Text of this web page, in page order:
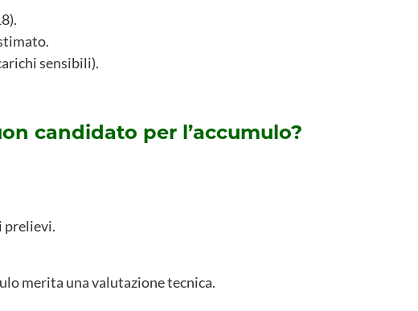
sensibili).
candidato per l’accumulo?
prelievi.
merita una valutazione tecnica.